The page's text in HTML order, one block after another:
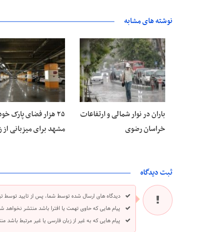
نوشته های مشابه
۱۵ مرداد ۱۴۰۵
باران در نوار شمالی و ارتفاعات
خراسان رضوی
۱۵ مرداد ۱۴۰۵
۲۵ هزار فضای پارک
مشهد برای میزبانی از
ثبت دیدگاه
دیدگاه های ارسال شده توسط شما، پس از تایید
پیام هایی که حاوی تهمت یا افترا باشد منتشر نخواهد
پیام هایی که به غیر از زبان فارسی یا غیر مرتبط باشد